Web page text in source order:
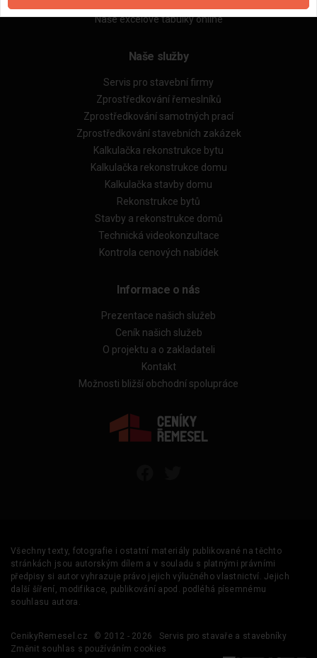
Naše excelové tabulky online
Naše služby
Servis pro stavební firmy
Zprostředkování řemeslníků
Zprostředkování samotných prací
Zprostředkování stavebních zakázek
Kalkulačka rekonstrukce bytu
Kalkulačka rekonstrukce domu
Kalkulačka stavby domu
Rekonstrukce bytů
Stavby a rekonstrukce domů
Technická videokonzultace
Kontrola cenových nabídek
Informace o nás
Prezentace našich služeb
Ceník našich služeb
O projektu a o zakladateli
Kontakt
Možnosti bližší obchodní spolupráce
Všechny texty, fotografie i ostatní materiály publikované na těchto
stránkách jsou autorským dílem a v souladu s platnými právními
předpisy si autor vyhrazuje právo jejich výlučného vlastnictví. Jejich
další šíření, modifikace, publikování apod. podléhá písemnému
souhlasu autora.
CenikyRemesel.cz © 2012 - 2026
Servis pro stavaře a stavebníky
Změnit souhlas s používáním cookies